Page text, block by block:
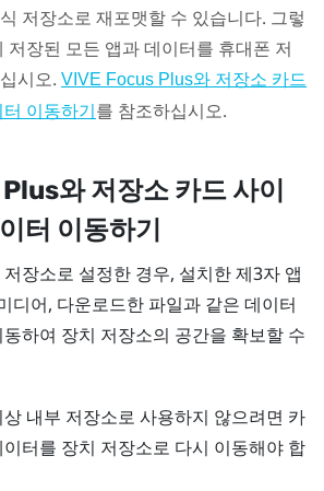
저장소로 재포맷할 수 있습니다. 그렇
저장된 모든 앱과 데이터를 휴대폰 저
시오. VIVE Focus Plus와 저장소 카드
이동하기 를 참조하십시오.
Plus와 저장소 카드 사이
터 이동하기
장소로 설정한 경우, 설치한 제3자 앱
디어, 다운로드한 파일과 같은 데이터
하여 장치 저장소의 공간을 확보할 수
내부 저장소로 사용하지 않으려면 카
터를 장치 저장소로 다시 이동해야 합